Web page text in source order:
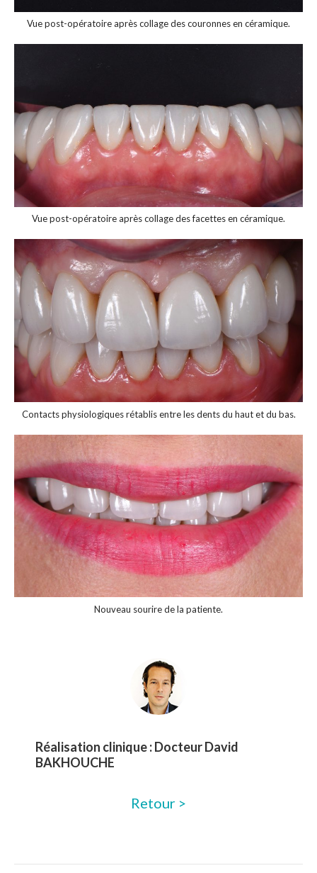
Vue post-opératoire après collage des couronnes en céramique.
Vue post-opératoire après collage des facettes en céramique.
Contacts physiologiques rétablis entre les dents du haut et du bas.
Nouveau sourire de la patiente.
Réalisation clinique :Docteur David
BAKHOUCHE
Retour >